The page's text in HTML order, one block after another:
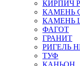
КИРПИЧ
КАМЕНЬ
КАМЕНЬ
ФАГОТ
ГРАНИТ
РИГЕЛЬ
ТУФ
КАНЬОН